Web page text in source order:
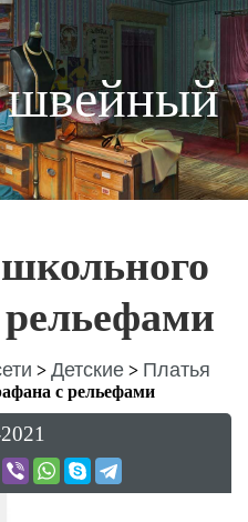
швейный
> Детские > Платья
с рельефами